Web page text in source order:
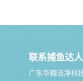
联系捕鱼达人
广东华翱洁净科